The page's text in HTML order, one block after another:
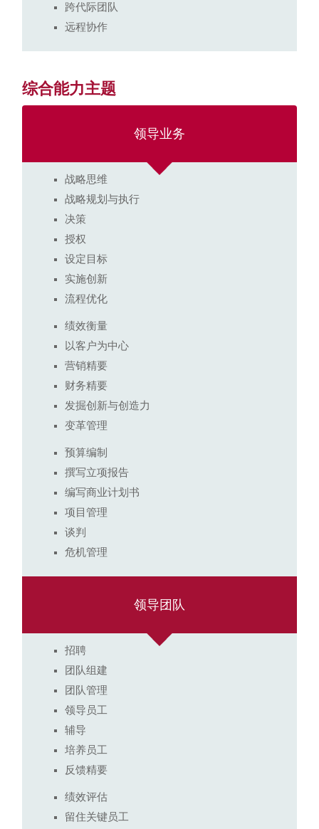
跨代际团队
远程协作
综合能力主题
领导业务
战略思维
战略规划与执行
决策
授权
设定目标
实施创新
流程优化
绩效衡量
以客户为中心
营销精要
财务精要
发掘创新与创造力
变革管理
预算编制
撰写立项报告
编写商业计划书
项目管理
谈判
危机管理
领导团队
招聘
团队组建
团队管理
领导员工
辅导
培养员工
反馈精要
绩效评估
留住关键员工